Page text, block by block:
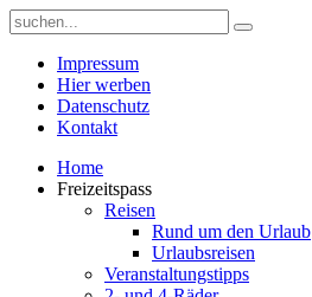
Impressum
Hier werben
Datenschutz
Kontakt
Home
Freizeitspass
Reisen
Rund um den Urlaub
Urlaubsreisen
Veranstaltungstipps